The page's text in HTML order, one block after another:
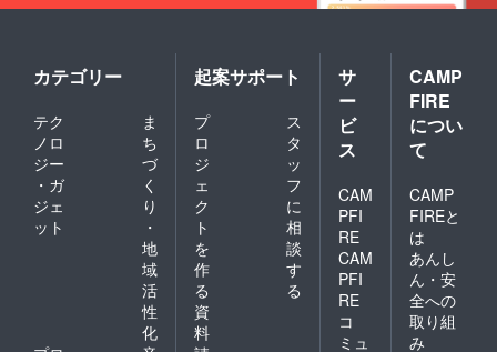
カテゴリー
テク
ノロ
ジー
・ガ
ジェ
ット
ま
ち
づ
く
り
・
地
域
活
性
化
起案サポート
プ
ロ
ジ
ェ
ク
ト
を
作
る
ス
タ
ッ
フ
に
相
談
す
る
資
料
サ
ー
ビ
ス
CAM
PFI
RE
CAM
PFI
RE
コ
ミュ
CAMP
FIRE
につい
て
CAMP
FIREと
は
あんし
ん・安
全への
取り組
み